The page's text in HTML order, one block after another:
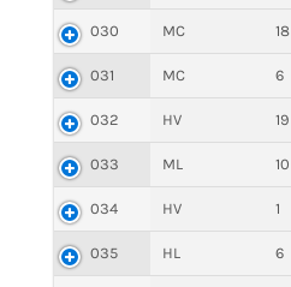
030 MC 18
031 MC 6
032 HV 19
033 ML 10
034 HV 1
035 HL 6